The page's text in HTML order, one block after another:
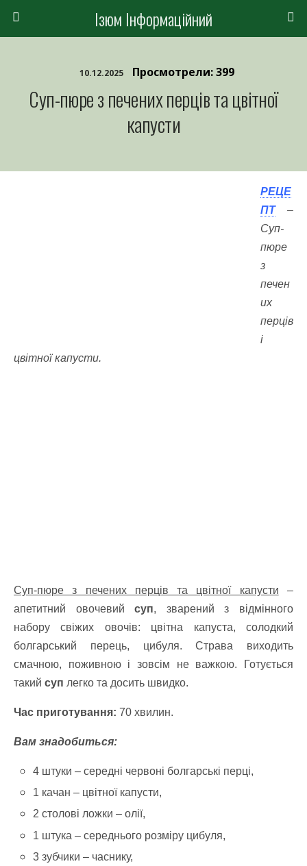
Ізюм Інформаційний
10.12.2025 Просмотрели: 399
Суп-пюре з печених перців та цвітної
капусти
РЕЦЕ
ПТ–
Суп-
пюре
з
печен
их
перців
і
цвітної капусти.
Суп-пюре з печених перців та цвітної капусти –
апетитний овочевийсуп, зварений з відмінного
набору свіжих овочів: цвітна капуста, солодкий
болгарський перець, цибуля. Страва виходить
смачною, поживною і зовсім не важкою. Готується
такий суп легко та досить швидко.
Час приготування: 70 хвилин.
Вам знадобиться:
4 штуки – середні червоні болгарські перці,
1 качан – цвітної капусти,
2 столові ложки – олії,
1 штука – середнього розміру цибуля,
3 зубчики – часнику,